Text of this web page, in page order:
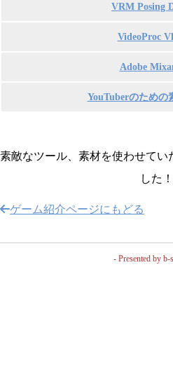
VRM Posing
VideoProc
Adobe
YouTuberのための
素敵なツール、素材を使わせてい
した！
ゲーム紹介ページにもどる
- Presented by b-